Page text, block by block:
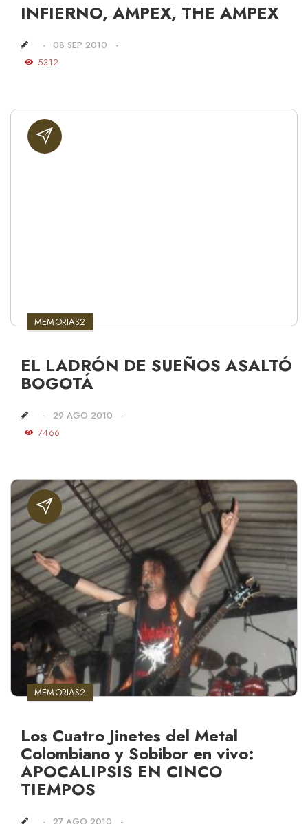
INFIERNO, AMPEX, THE AMPEX
08 SEP 2010
5312
MEMORIAS2
EL LADRÓN DE SUEÑOS ASALTÓ
BOGOTÁ
29 AGO 2010
7466
MEMORIAS2
Los Cuatro Jinetes del Metal
Colombiano y Sobibor en vivo:
APOCALIPSIS EN CINCO
TIEMPOS